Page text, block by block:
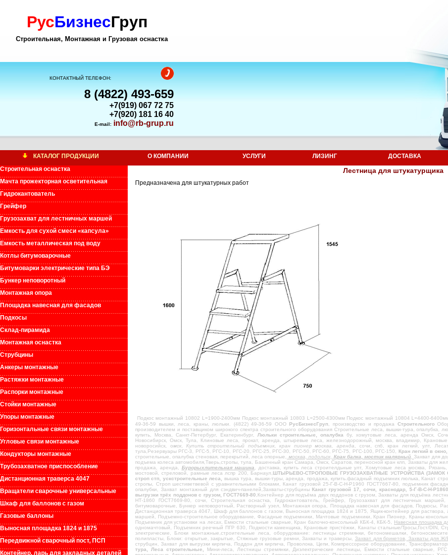
РусБизнесГруп
Строительная, Монтажная и Грузовая оснастка
КОНТАКТНЫЙ ТЕЛЕФОН:
8 (4822) 493-659
+7(919) 067 72 75
+7(920) 181 16 40
E-mail: info@rb-grup.ru
КАТАЛОГ ПРОДУКЦИИ О КОМПАНИИ УСЛУГИ ЛИЗИНГ ДОСТАВКА
Строительная оснастка
Мачта прожекторная осветительная
Гидрокантователь
Грейфер
Грузозахват для лестничных маршей
Емкость для сухой смеси «капсула»
Емкость металлическая под воду
Котлы битумоварочные
Битумоварки электрические типа БЭ
Бункер неповоротный
Монтажная опора
Площадка навесная для фасадов
Подкосы
Склад-пирамида
Монтажная оснастка
Струбцины
Анкеры монтажные
Растяжки монтажные
Распорки монтажные
Стойки монтажные
Упоры монтажные
Горизонтальные связи монтажные
Угловые связи монтажные
Кондукторы монтажные
Трубозахватное приспособление
Дистанционная траверса 4047
Вращатели сварочные универсальные
Шкаф для баллонов с газом
Газовые баллоны
Выносная площадка 1824 и 1875
Передвижной сварочный пост, ПСП
Контейнер, ларь для закладных деталей
Лестница для штукатурщика
Предназначена для штукатурных работ
Подкос монтажный 10802 L=1900-2400мм Подкос монтажный 10803 L=2500-4300мм Подкос монтажный 10804 L=4400-
49-36-59 вышки, леса, краны, люльки. (4822) 49-36-59 ООО РусБизнесГруп , производство и продажа Строительного
производителем и поставщиком широкого спектра строительного оборудования Строительные леса, вышки-тура, опалубка,
купить, Москва, Санкт-Петербург, Екатеринбург, Люльки строительные, опалубка бу, хомутовые леса, аренда Омск,
Новосибирск, Омск, Тула, Клиновые леса, прокат, аренда, штыревые леса, железнодорожный, москва, владимир,
новоросийск, омск, Купить строительный подъемник, кран пионер москва, аренда
, сочи, спб, кран легкий, улт,
тула,Резервуары РГС-3, РГС-5, РГС-10, РГС-20, РГС-25, РГС-30, РГС-50, РГС-60, РГС-75, РГС-100, РГС-150,
Кран легкий в
строительные, опалубка стеновая, перекрытий, леса опорные,
москва, подольск, Кран балка, мостик малярный ,Захват для
подъема колеса автомобиля,Тверь,стропы, тула, Башенный кран Самара, Омск, Саратов, переносной кран клп, Захваты для
продажа, аренда, Бурорыхлительная машина
, доставка, купить леса строителдьные улт, Хомутовые леса москва,
мостовой, стреловой, рамные леса лспр 200, Барнаул, ШТЫРЬЕВО-СТРОПОВЫЕ ГРУЗОЗАХВАТНЫЕ УСТРОЙСТВА (ЗАМОК
строп стп, ускстроительные леса,
вышка тура, вышки-туры, аренда, продажа, купить.фасадный подъемник люлька, Канат
стропы, Строп шестиветвевой с уравнительными блоками, Канат грузовой 25-Г-В-С-Н-Р1960 ГОСТ7667-80, подъемник
опалубки, Захват монтажный для сэндвич-панелей,Захваты-струбцины Канат грузовой 17, сочи, краснодар, 5-Г-В-С-Н-
выгрузки трёх поддонов с грузом, ГОСТ7669-80 ,Контейнер для подъёма двух поддонов с грузом, Захваты для подъёма
НТ-1860 ГОСТ7669-80, сочи, Строительная оснастка, Гидрокантователь, Грейфер, Грузозахват для лестничных
битумоварочные, Бункер неповоротный, Растворный узел, Монтажная опора, Площадка навесная для фасадов, Подкосы,
Дистанционная траверса 4047, Шкаф для баллонов с газом, Выносная площадка 1824 и 1875, Ящик-контейнер для
маршей, Подъемно-строительное оборудование, Фасадные подъемники, Мачтовые подъемники, Кран Пионер, Краны
Подъемник для установки на лесах, Емкости стальные сварные, Кран балочно-консольный КБК-4, КБК-5, Навесная площадка
одномачтовый, Подъемник реечный ПГР 630, Подмости каменщика, Крановые пристёжки, Канаты стальные/Тросы,Гост/DIN,
электрические, Блоки монтажные,строительные леса, оборудование: лестницы стремянки, бетономешалки,
полипласты, Блоки: открытые, закрытые, Стяжные грузовые ремни, Захваты и траверсы, Захват для брикетов, Захваты для
струбцин, Захват для выгрузки кирпича, Поддон для кирпича, Проволока, Цепи, Компрессорное оборудование,
тура, Леса строительные,
Мини-леса, Лестницы стремянки, Диэлектрические лестницы, Емкости стальные